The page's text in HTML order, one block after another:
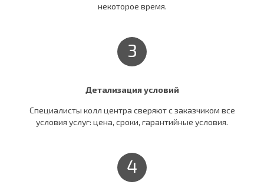
некоторое время.
3
Детализация условий
Специалисты колл центра сверяют c заказчиком все
условия услуг: цена, сроки, гарантийные условия.
4